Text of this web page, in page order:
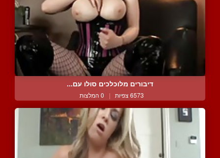
דיבורים מלוכלכים סולו עם...
6573 צפיות | 0 המלצות